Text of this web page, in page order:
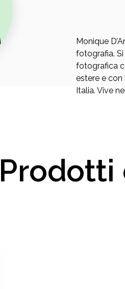
Monique
fotografia.
fotografica
estere e con
Italia. Vive
Prodotti